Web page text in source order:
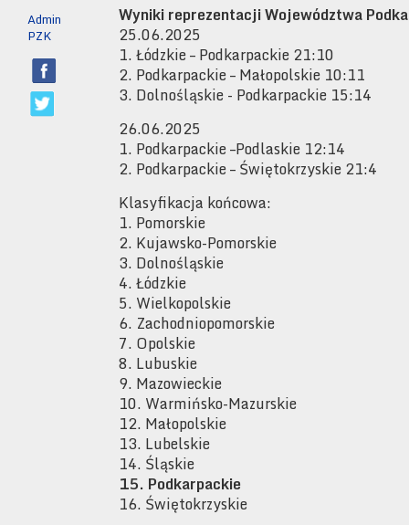
Admin
PZK
Wyniki reprezentacji Województwa
25.06.2025
1. Łódzkie – Podkarpackie 21:10
2. Podkarpackie – Małopolskie 10:11
3. Dolnośląskie - Podkarpackie 15:14
26.06.2025
1. Podkarpackie –Podlaskie 12:14
2. Podkarpackie – Świętokrzyskie 21:4
Klasyfikacja końcowa:
1. Pomorskie
2. Kujawsko-Pomorskie
3. Dolnośląskie
4. Łódzkie
5. Wielkopolskie
6. Zachodniopomorskie
7. Opolskie
8. Lubuskie
9. Mazowieckie
10. Warmińsko-Mazurskie
12. Małopolskie
13. Lubelskie
14. Śląskie
15. Podkarpackie
16. Świętokrzyskie